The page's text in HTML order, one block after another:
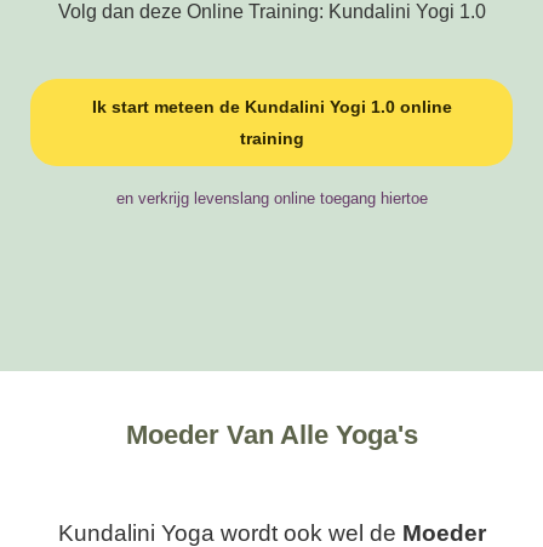
Volg dan deze Online Training: Kundalini Yogi 1.0
Ik start meteen de Kundalini Yogi 1.0 online
training
en verkrijg levenslang online toegang hiertoe
Moeder Van Alle Yoga's
Kundalini Yoga wordt ook wel de Moeder